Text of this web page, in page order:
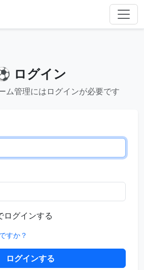
ログイン
ム管理にはログインが必要です
ログインする
すか？
ログインする